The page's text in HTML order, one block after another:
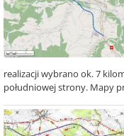
realizacji wybrano ok. 7
południowej strony. Mapy